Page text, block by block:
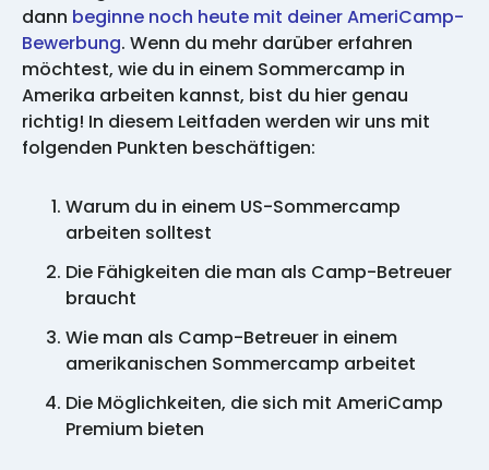
dann beginne noch heute mit deiner AmeriCamp-
Bewerbung. Wenn du mehr darüber erfahren
möchtest, wie du in einem Sommercamp in
Amerika arbeiten kannst, bist du hier genau
richtig! In diesem Leitfaden werden wir uns mit
folgenden Punkten beschäftigen:
Warum du in einem US-Sommercamp
arbeiten solltest
Die Fähigkeiten die man als Camp-Betreuer
braucht
Wie man als Camp-Betreuer in einem
amerikanischen Sommercamp arbeitet
Die Möglichkeiten, die sich mit AmeriCamp
Premium bieten